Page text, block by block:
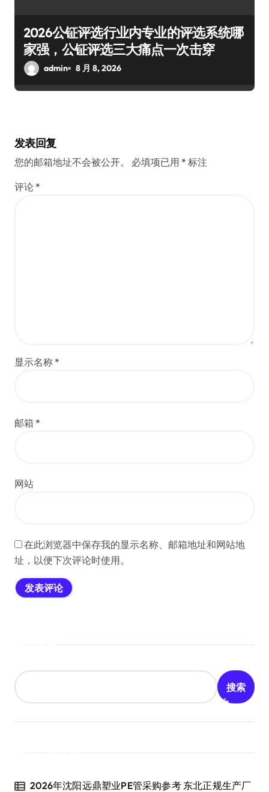
2026公钲评选行业内专业的评选系统哪
家强，公钲评选三大痛点一次击穿
admin 8 月 8, 2026
发表回复
您的邮箱地址不会被公开。 必填项已用 * 标注
评论 *
显示名称 *
邮箱 *
网站
在此浏览器中保存我的显示名称、邮箱地址和网站地
址，以便下次评论时使用。
搜索
2026年沈阳远鼎塑业PE管采购参考 东北正规生产厂